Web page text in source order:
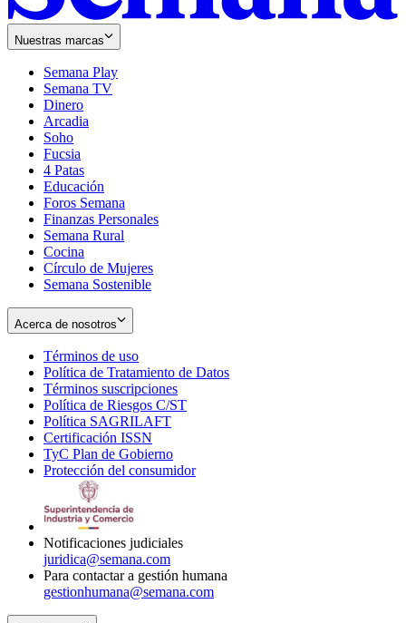
Nuestras marcas
Semana Play
Semana TV
Dinero
Arcadia
Soho
in
new
window
Fucsia
in
new
window
4 Patas
Educación
Foros Semana
Finanzas Personales
Semana Rural
Cocina
Círculo de Mujeres
Semana Sostenible
Acerca de nosotros
Términos de uso
in
new
window
Política de Tratamiento de Datos
Términos suscripciones
in
Política de Riesgos C/ST
Política SAGRILAFT
new
window
Certificación ISSN
in
new
TyC Plan de Gobierno
in
Protección del consumidorOpens
Notificaciones judiciales
juridica@semana.com
Para contactar a gestión humana
gestionhumana@semana.com